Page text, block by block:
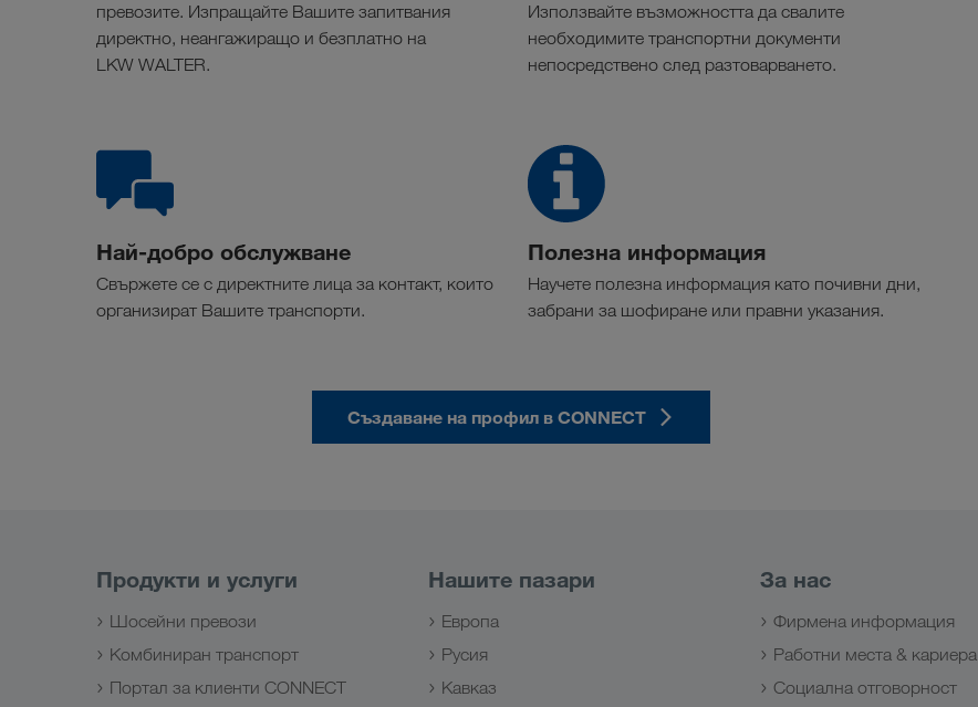
превозите. Изпращайте Вашите запитвания
директно, неангажиращо и безплатно на
LKW WALTER.
Използвайте възможността да свалите
необходимите транспортни документи
непосредствено след разтоварването.
Най-добро обслужване
Свържете се с директните лица за контакт, които
организират Вашите транспорти.
Полезна информация
Научете полезна информация като почивни дни,
забрани за шофиране или правни указания.
Създаване на профил в CONNECT
Продукти и услуги
Шосейни превози
Комбиниран транспорт
Портал за клиенти CONNECT
Нашите пазари
Европа
Русия
Кавказ
За нас
Фирмена информация
Работни места & кариера
Социална отговорност